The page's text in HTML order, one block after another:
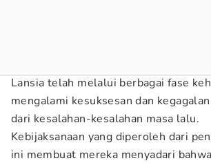
Lansia telah melalui berbagai fase
mengalami kesuksesan dan
dari kesalahan-kesalahan masa lalu.
Kebijaksanaan yang diperoleh dari
ini membuat mereka menyadari